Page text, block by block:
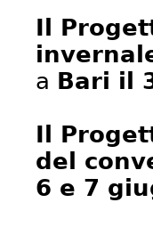
Il
a Bari il
Il
del
6 e 7